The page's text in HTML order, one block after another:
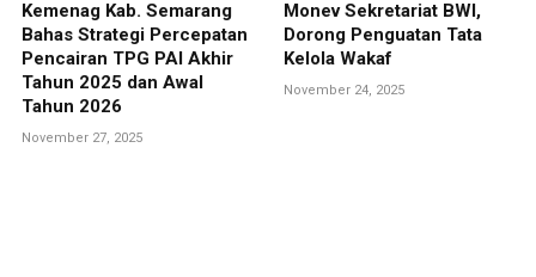
Kemenag Kab. Semarang
Bahas Strategi Percepatan
Pencairan TPG PAI Akhir
Tahun 2025 dan Awal
Tahun 2026
November 27, 2025
Monev Sekretariat BWI,
Dorong Penguatan Tata
Kelola Wakaf
November 24, 2025